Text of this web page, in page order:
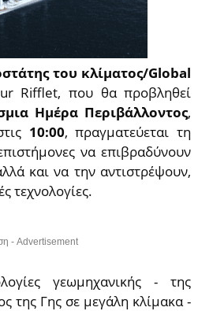
του κλίματος/Global
Rifflet, που θα προβληθεί
Ημέρα Περιβάλλοντος,
10:00, πραγματεύεται τη
να επιβραδύνουν
και να την αντιστρέψουν,
τεχνολογίες.
- Advertisement
γεωμηχανικής - της
της Γης σε μεγάλη κλίμακα -